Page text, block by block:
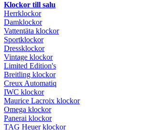
Klockor till salu
Herrklockor
Damklockor
Vattentäta klockor
Sportklockor
Dressklockor
Vintage klockor
Limited Edition's
Breitling klockor
Creux Automatiq
IWC klockor
Maurice Lacroix klockor
Omega klockor
Panerai klockor
TAG Heuer klockor